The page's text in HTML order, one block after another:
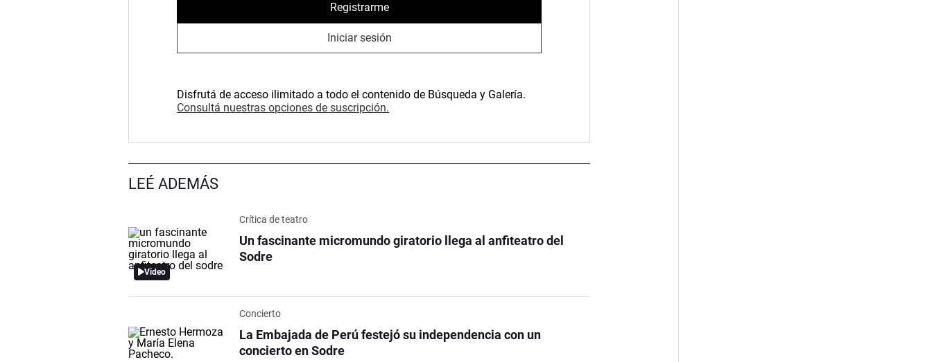
Registrarme
Iniciar sesión
Disfrutá de acceso ilimitado a todo el contenido de Búsqueda y Galería.
Consultá nuestras opciones de suscripción.
LEÉ ADEMÁS
Video
Crítica de teatro
Un fascinante micromundo giratorio llega al anfiteatro del
Sodre
Concierto
La Embajada de Perú festejó su independencia con un
concierto en Sodre